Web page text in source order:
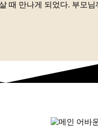
때 만나게 되었다. 부